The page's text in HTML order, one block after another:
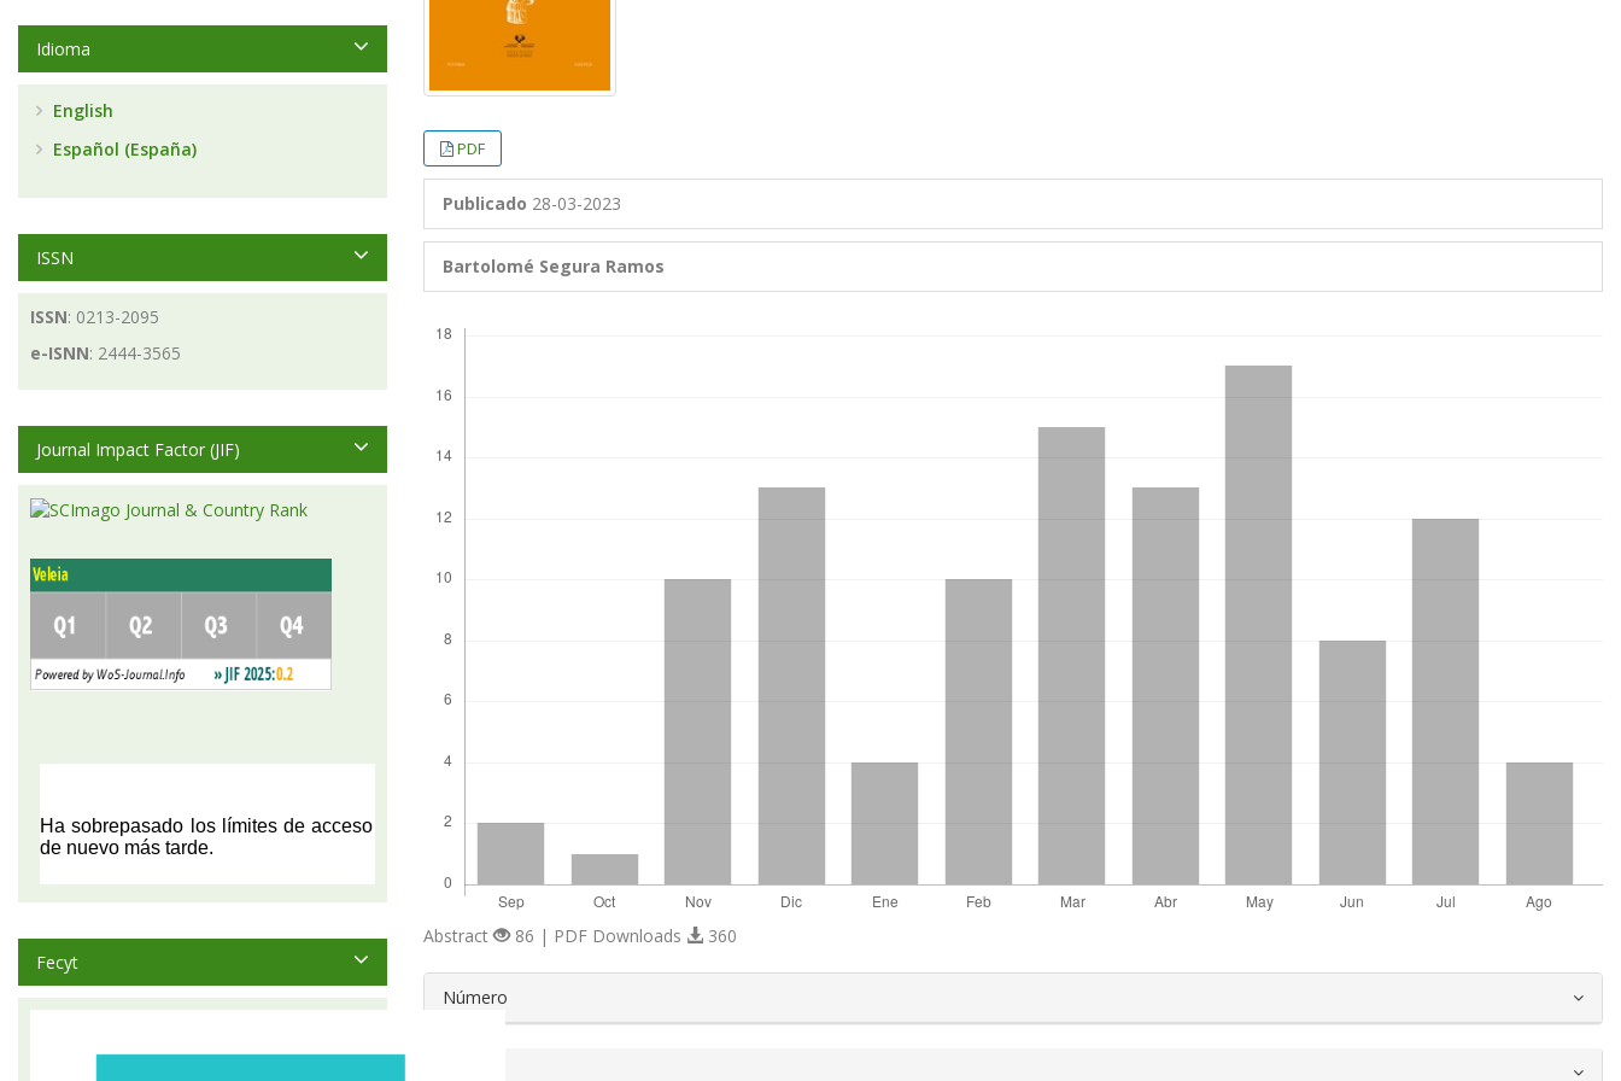
PDF
Publicado 28-03-2023
Bartolomé Segura Ramos
Abstract 86 | PDF Downloads 360
##plugins.themes.bootstrap3.article.details##
Número
Idioma
English
Español (España)
ISSN
ISSN: 0213-2095
e-ISNN: 2444-3565
Journal Impact Factor (JIF)
Fecyt